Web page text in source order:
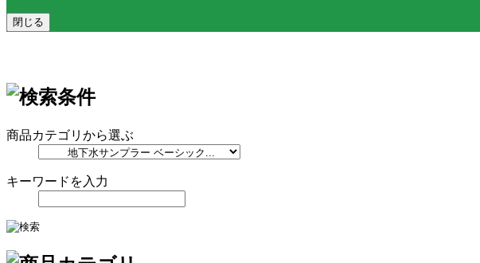
閉じる
商品カテゴリから選ぶ
キーワードを入力